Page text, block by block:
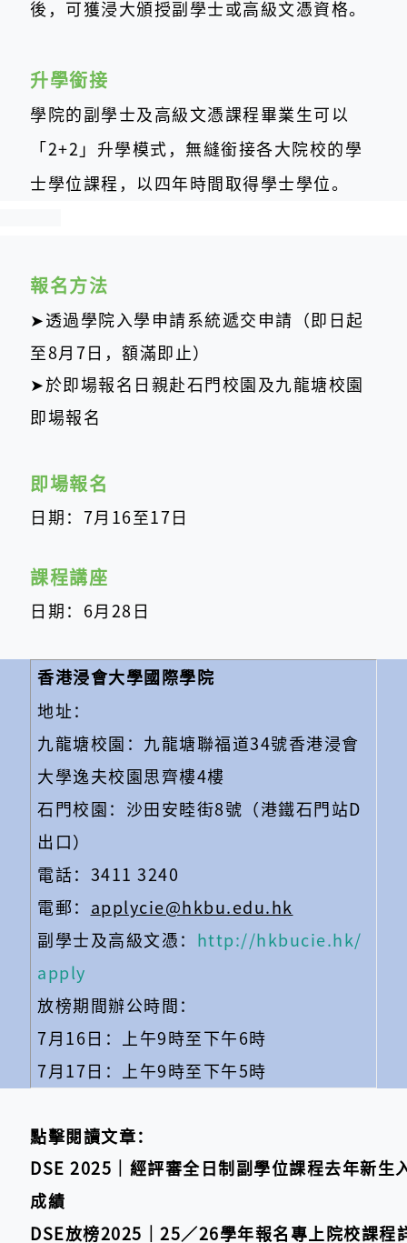
後，可獲浸大頒授副學士 或高級文憑資格。
升學銜接
學院的副學士及高級文憑課程畢業生可以
「2+2」升學模式，無縫銜接各大院校的學
士學位課程，以四年時間取得 學士學位。
報名方法
➤透過學院入學申請系統遞交申請（即日起
至8月7日，額滿即止）
➤於即場報名日親赴石門校園及九龍塘校園
即場報名
即場報名
日期：7月16至17日
課程講座
日期：6月28日
香港浸會大學國際學院
地址：
九龍塘校園：九龍塘聯福道34號香港浸會
大學逸夫校園思齊樓4樓
石門校園：沙田安睦街8號（港鐵石門站D
出口）
電話：3411 3240
電郵： applycie@hkbu.edu.hk
副學士及高級文憑：
http://hkbucie.hk/
apply
放榜期間辦公時間：
7月16日：上午9時至下午6時
7月17日：上午9時至下午5時
點擊閱讀文章：
DSE 2025｜經評審全日制副學位課程去年新生
成績
DSE放榜2025｜25／26學年報名專上院校課程